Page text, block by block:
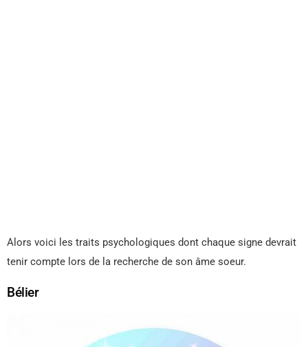
Alors voici les traits psychologiques dont chaque signe devrait
tenir compte lors de la recherche de son âme soeur.
Bélier